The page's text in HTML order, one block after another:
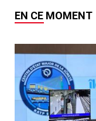
EN CE MOMENT